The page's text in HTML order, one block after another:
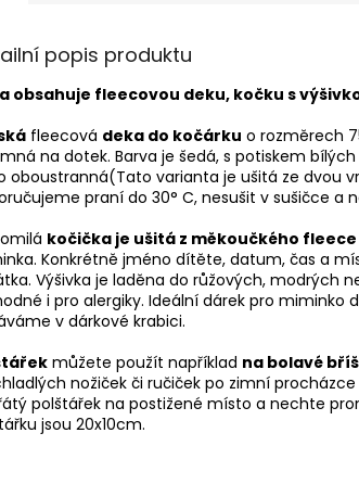
popis produktu
obsahuje fleecovou deku, kočku s
fleecová deka do kočárku o rozměrech
na dotek. Barva je šedá, s potiskem
oboustranná(Tato varianta je ušitá ze dvou
praní do 30° C, nesušit v sušičce a
kočička je ušitá z měkoučkého fleece
Konkrétně jméno dítěte, datum, čas a
Výšivka je laděna do růžových, modrých
i pro alergiky. Ideální dárek pro miminko
v dárkové krabici.
můžete použít například na bolavé
nožiček či ručiček po zimní
polštářek na postižené místo a nechte
jsou 20x10cm.